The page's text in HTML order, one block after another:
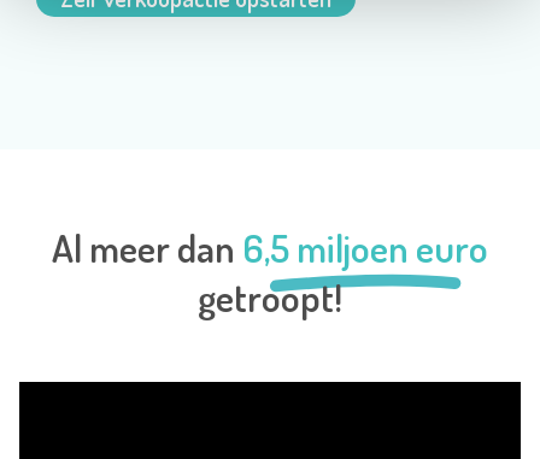
Al meer dan 6,5 miljoen euro
getroopt!